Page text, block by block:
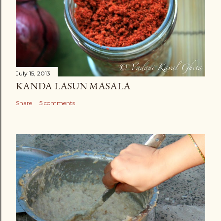
July 15, 2013
KANDA LASUN MASALA
Share 5 comments